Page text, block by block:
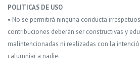
POLITICAS DE USO
• No se permitirá ninguna conducta
contribuciones deberán ser constructivas y
malintencionadas ni realizadas con la
calumniar a nadie.